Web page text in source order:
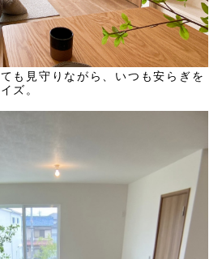
も見守りながら、いつも安らぎを
ズ。